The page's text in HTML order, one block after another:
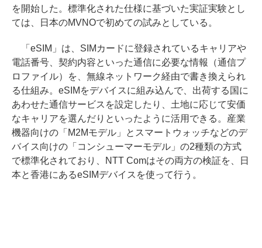
を開始した。標準化された仕様に基づいた実証実験とし
ては、日本のMVNOで初めての試みとしている。
「eSIM」は、SIMカードに登録されているキャリアや
電話番号、契約内容といった通信に必要な情報（通信プ
ロファイル）を、無線ネットワーク経由で書き換えられ
る仕組み。eSIMをデバイスに組み込んで、出荷する国に
あわせた通信サービスを設定したり、土地に応じて安価
なキャリアを選んだりといったように活用できる。産業
機器向けの「M2Mモデル」とスマートウォッチなどのデ
バイス向けの「コンシューマーモデル」の2種類の方式
で標準化されており、NTT Comはその両方の検証を、日
本と香港にあるeSIMデバイスを使って行う。